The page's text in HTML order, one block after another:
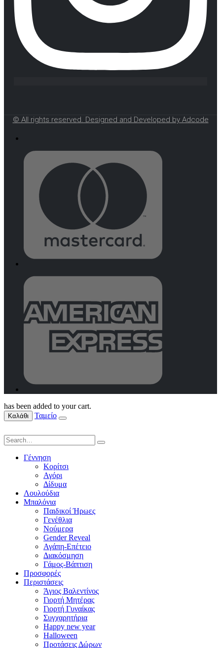
© All rights reserved. Designed and Developed by Adcode
has been added to your cart.
Καλάθι Ταμείο
Γέννηση
Κορίτσι
Αγόρι
Δίδυμα
Λουλούδια
Μπαλόνια
Παιδικοί Ήρωες
Γενέθλια
Νούμερα
Gender Reveal
Αγάπη-Επέτειο
Διακόσμηση
Γάμος-Βάπτιση
Προσφορές
Περιστάσεις
Άγιος Βαλεντίνος
Γιορτή Μητέρας
Γιορτή Γυναίκας
Συγχαρητήρια
Happy new year
Halloween
Προτάσεις Δώρων